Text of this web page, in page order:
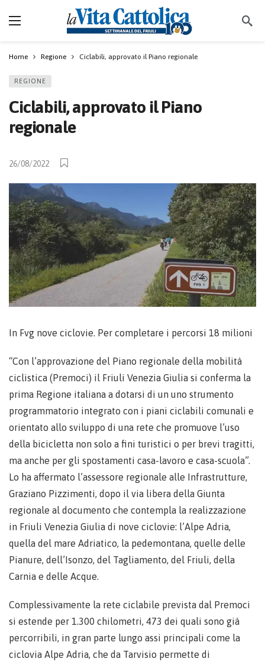
Home Regione Ciclabili, approvato il Piano regionale
REGIONE
Ciclabili, approvato il Piano
regionale
26/08/2022
In Fvg nove ciclovie. Per completare i percorsi 18 milioni
“Con l’approvazione del Piano regionale della mobilità
ciclistica (Premoci) il Friuli Venezia Giulia si conferma la
prima Regione italiana a dotarsi di un uno strumento
programmatorio integrato con i piani ciclabili comunali e
orientato allo sviluppo di una rete che promuove l’uso
della bicicletta non solo a fini turistici o per brevi tragitti,
ma anche per gli spostamenti casa-lavoro e casa-scuola”.
Lo ha affermato l’assessore regionale alle Infrastrutture,
Graziano Pizzimenti, dopo il via libera della Giunta
regionale al documento che contempla la realizzazione
in Friuli Venezia Giulia di nove ciclovie: l’Alpe Adria,
quella del mare Adriatico, la pedemontana, quelle delle
Pianure, dell’Isonzo, del Tagliamento, del Friuli, della
Carnia e delle Acque.
Complessivamente la rete ciclabile prevista dal Premoci
si estende per 1.300 chilometri, 473 dei quali sono già
percorribili, in gran parte lungo assi principali come la
ciclovia Alpe Adria, che da Tarvisio permette di